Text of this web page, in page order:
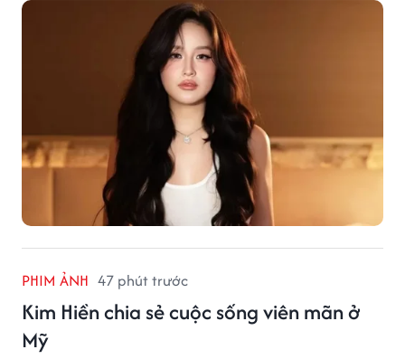
PHIM ẢNH 47 phút trước
Kim Hiền chia sẻ cuộc sống viên mãn ở
Mỹ